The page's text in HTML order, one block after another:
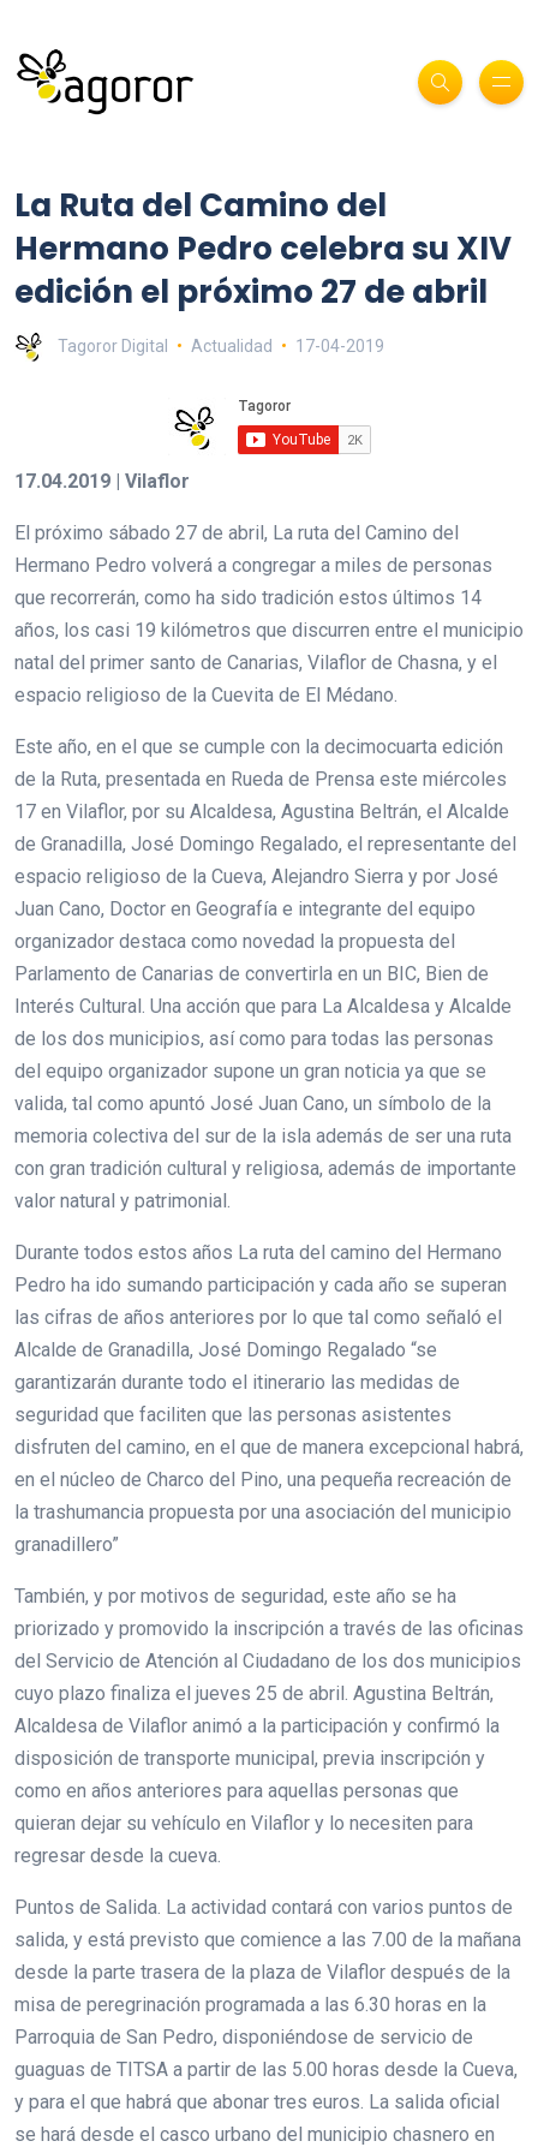
La Ruta del Camino del
Hermano Pedro celebra su XIV
edición el próximo 27 de abril
Tagoror Digital Actualidad 17-04-2019
17.04.2019 | Vilaflor
El próximo sábado 27 de abril, La ruta del Camino del
Hermano Pedro volverá a congregar a miles de personas
que recorrerán, como ha sido tradición estos últimos 14
años, los casi 19 kilómetros que discurren entre el municipio
natal del primer santo de Canarias, Vilaflor de Chasna, y el
espacio religioso de la Cuevita de El Médano.
Este año, en el que se cumple con la decimocuarta edición
de la Ruta, presentada en Rueda de Prensa este miércoles
17 en Vilaflor, por su Alcaldesa, Agustina Beltrán, el Alcalde
de Granadilla, José Domingo Regalado, el representante del
espacio religioso de la Cueva, Alejandro Sierra y por José
Juan Cano, Doctor en Geografía e integrante del equipo
organizador destaca como novedad la propuesta del
Parlamento de Canarias de convertirla en un BIC, Bien de
Interés Cultural. Una acción que para La Alcaldesa y Alcalde
de los dos municipios, así como para todas las personas
del equipo organizador supone un gran noticia ya que se
valida, tal como apuntó José Juan Cano, un símbolo de la
memoria colectiva del sur de la isla además de ser una ruta
con gran tradición cultural y religiosa, además de importante
valor natural y patrimonial.
Durante todos estos años La ruta del camino del Hermano
Pedro ha ido sumando participación y cada año se superan
las cifras de años anteriores por lo que tal como señaló el
Alcalde de Granadilla, José Domingo Regalado “se
garantizarán durante todo el itinerario las medidas de
seguridad que faciliten que las personas asistentes
disfruten del camino, en el que de manera excepcional habrá,
en el núcleo de Charco del Pino, una pequeña recreación de
la trashumancia propuesta por una asociación del municipio
granadillero”
También, y por motivos de seguridad, este año se ha
priorizado y promovido la inscripción a través de las oficinas
del Servicio de Atención al Ciudadano de los dos municipios
cuyo plazo finaliza el jueves 25 de abril. Agustina Beltrán,
Alcaldesa de Vilaflor animó a la participación y confirmó la
disposición de transporte municipal, previa inscripción y
como en años anteriores para aquellas personas que
quieran dejar su vehículo en Vilaflor y lo necesiten para
regresar desde la cueva.
Puntos de Salida. La actividad contará con varios puntos de
salida, y está previsto que comience a las 7.00 de la mañana
desde la parte trasera de la plaza de Vilaflor después de la
misa de peregrinación programada a las 6.30 horas en la
Parroquia de San Pedro, disponiéndose de servicio de
guaguas de TITSA a partir de las 5.00 horas desde la Cueva,
y para el que habrá que abonar tres euros. La salida oficial
se hará desde el casco urbano del municipio chasnero en